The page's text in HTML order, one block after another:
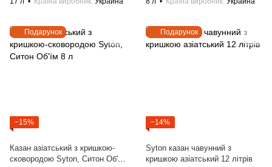
Подарунок
−15%
Казан азіатський з кришкою-
сковородою Syton, Ситон Об'їм
Подарунок
−14%
Syton казан чавунний з
кришкою азіатський 12 літрів